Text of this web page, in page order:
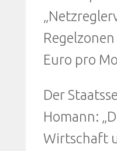
Euro pro
Der
Homann:
Wirtschaft